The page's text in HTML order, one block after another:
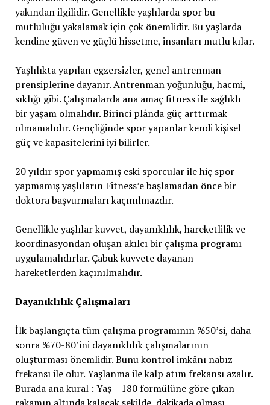
yakından ilgilidir. Genellikle yaşlılarda spor bu
mutluluğu yakalamak için çok önemlidir. Bu yaşlarda
kendine güven ve güçlü hissetme, insanları mutlu kılar.
Yaşlılıkta yapılan egzersizler, genel antrenman
prensiplerine dayanır. Antrenman yoğunluğu, hacmi,
sıklığı gibi. Çalışmalarda ana amaç fitness ile sağlıklı
bir yaşam olmalıdır. Birinci plânda güç arttırmak
olmamalıdır. Gençliğinde spor yapanlar kendi kişisel
güç ve kapasitelerini iyi bilirler.
20 yıldır spor yapmamış eski sporcular ile hiç spor
yapmamış yaşlıların Fitness’e başlamadan önce bir
doktora başvurmaları kaçınılmazdır.
Genellikle yaşlılar kuvvet, dayanıklılık, hareketlilik ve
koordinasyondan oluşan akılcı bir çalışma programı
uygulamalıdırlar. Çabuk kuvvete dayanan
hareketlerden kaçınılmalıdır.
Dayanıklılık Çalışmaları
İlk başlangıçta tüm çalışma programının %50’si, daha
sonra %70-80’ini dayanıklılık çalışmalarının
oluşturması önemlidir. Bunu kontrol imkânı nabız
frekansı ile olur. Yaşlanma ile kalp atım frekansı azalır.
Burada ana kural : Yaş – 180 formülüne göre çıkan